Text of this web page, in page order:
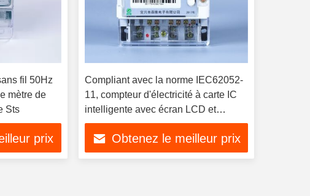
fil 50Hz
mètre de
Sts
prix
Compliant avec la norme IEC62052-
11, compteur d'électricité à carte IC
intelligente avec écran LCD et
fonctionnalité de lecture à distance
du compteur garantissant les
données énergétiques
Obtenez le meilleur prix